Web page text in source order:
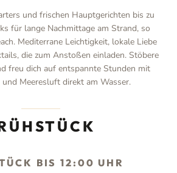
und frischen Hauptgerichten bis zu
für lange Nachmittage am Strand, so
Mediterrane Leichtigkeit, lokale Liebe
die zum Anstoßen einladen. Stöbere
freu dich auf entspannte Stunden mit
Meeresluft direkt am Wasser.
BIS 12:00 UHR